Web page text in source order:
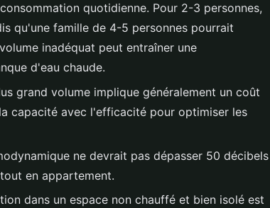
quotidienne. Pour 2-3 personnes,
qu'une famille de 4-5 personnes pourrait
inadéquat peut entraîner une
d'eau chaude.
grand volume implique généralement un coût
capacité avec l'efficacité pour optimiser les
ne devrait pas dépasser 50 décibels
en appartement.
dans un espace non chauffé et bien isolé est